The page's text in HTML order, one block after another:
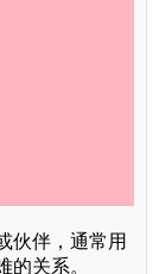
伙伴，通常用
的关系。